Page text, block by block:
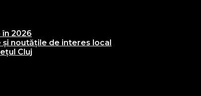
2026
noutățile de interes local
Cluj